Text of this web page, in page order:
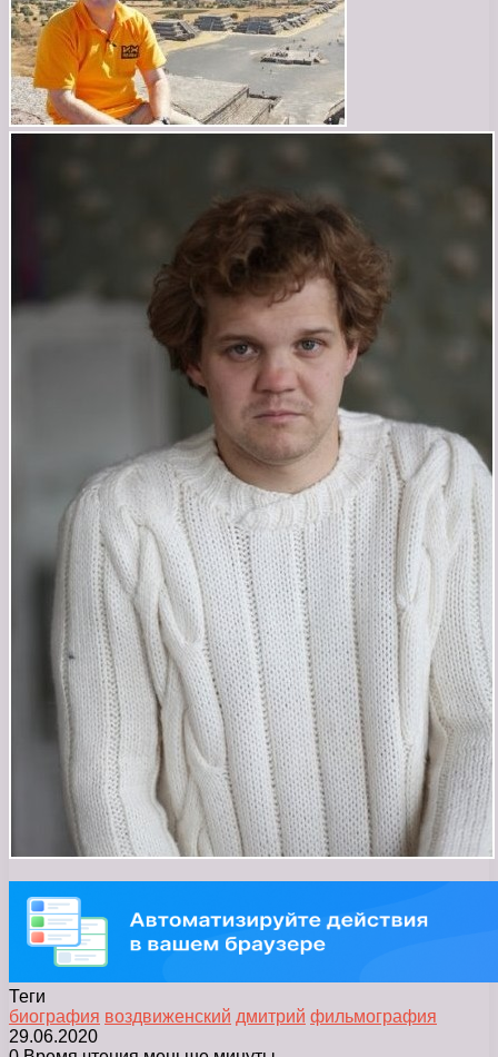
Теги
биография воздвиженский дмитрий фильмография
29.06.2020